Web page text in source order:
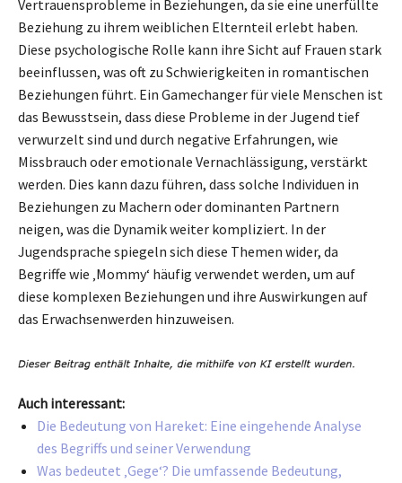
Vertrauensprobleme in Beziehungen, da sie eine unerfüllte
Beziehung zu ihrem weiblichen Elternteil erlebt haben.
Diese psychologische Rolle kann ihre Sicht auf Frauen stark
beeinflussen, was oft zu Schwierigkeiten in romantischen
Beziehungen führt. Ein Gamechanger für viele Menschen ist
das Bewusstsein, dass diese Probleme in der Jugend tief
verwurzelt sind und durch negative Erfahrungen, wie
Missbrauch oder emotionale Vernachlässigung, verstärkt
werden. Dies kann dazu führen, dass solche Individuen in
Beziehungen zu Machern oder dominanten Partnern
neigen, was die Dynamik weiter kompliziert. In der
Jugendsprache spiegeln sich diese Themen wider, da
Begriffe wie ‚Mommy‘ häufig verwendet werden, um auf
diese komplexen Beziehungen und ihre Auswirkungen auf
das Erwachsenwerden hinzuweisen.
Auch interessant:
Die Bedeutung von Hareket: Eine eingehende Analyse
des Begriffs und seiner Verwendung
Was bedeutet ‚Gege‘? Die umfassende Bedeutung,